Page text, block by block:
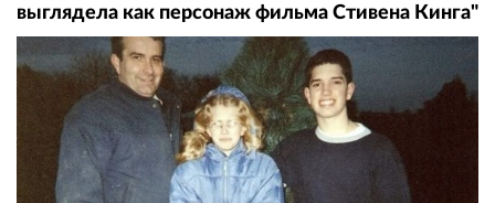
выглядела как персонаж фильма Стивена Кинга"